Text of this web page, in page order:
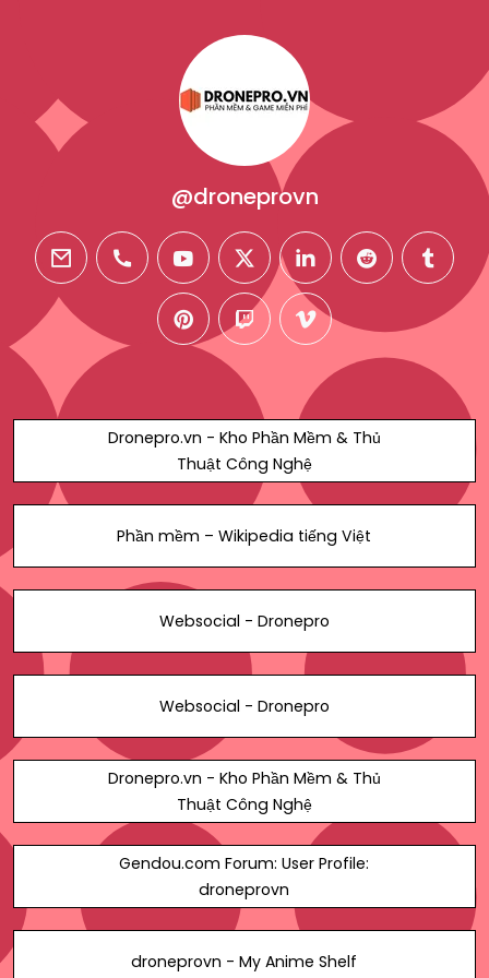
@droneprovn
email phone youtubetwitterlinkedinreddit tumblr
pinteresttwitch vimeo
Dronepro.vn - Kho Phần Mềm & Thủ
Thuật Công Nghệ
Phần mềm – Wikipedia tiếng Việt
Websocial - Dronepro
Websocial - Dronepro
Dronepro.vn - Kho Phần Mềm & Thủ
Thuật Công Nghệ
Gendou.com Forum: User Profile:
droneprovn
droneprovn - My Anime Shelf